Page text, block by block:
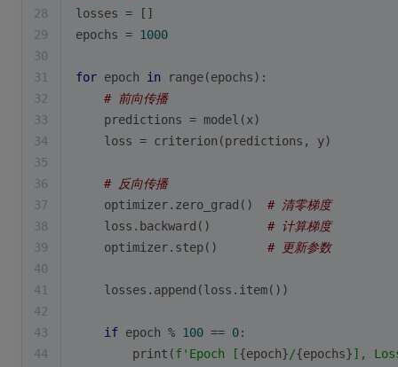
28
losses = []
29
epochs = 1000
30
31
for epoch in range(epochs):
32
# 前向传播
33
    predictions = model(x)
34
    loss = criterion(predictions, y)
35
36
# 反向传播
37
    optimizer.zero_grad()
# 清零梯度
38
    loss.backward()
# 计算梯度
39
    optimizer.step()
# 更新参数
40
41
    losses.append(loss.item())
42
43
if epoch % 100 == 0:
44
print (f'Epoch [{epoch}/{epochs}],